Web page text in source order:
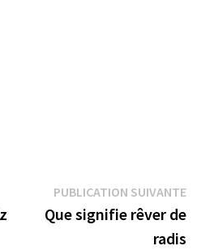
:
PUBLICATION SUIVANTE
Que signifie rêver de
radis